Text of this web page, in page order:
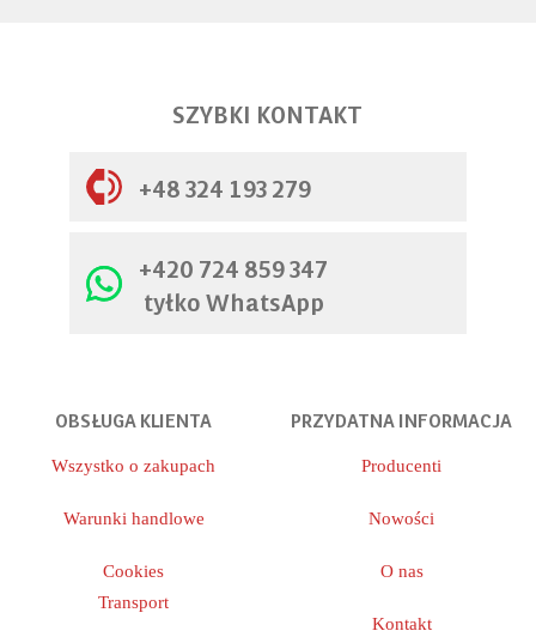
SZYBKI KONTAKT
+48 324 193 279
+420 724 859 347
tyłko WhatsApp
OBSŁUGA KLIENTA
Wszystko o zakupach
Warunki handlowe
Cookies
Transport
PRZYDATNA INFORMACJA
Producenti
Nowości
O nas
Kontakt